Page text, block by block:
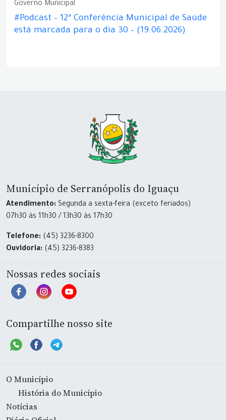
Governo Municipal
#Podcast – 12ª Conferência Municipal de Saúde
está marcada para o dia 30 – (19.06.2026)
Município de Serranópolis do Iguaçu
Atendimento: Segunda a sexta-feira (exceto feriados)
07h30 às 11h30 / 13h30 às 17h30
Telefone: (45) 3236-8300
Ouvidoria: (45) 3236-8383
Nossas redes sociais
Compartilhe nosso site
O Município
História do Município
Notícias